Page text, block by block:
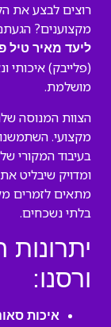
רוצים לבצע את
מקצוענים?
ליעד מאיר טיל
(פלייבק) איכותי
מושלמת.
הצוות המנוסה
מקצועי.
בעיבוד המקורי
ומדויק שיבליט
מתאים לזמרים
בלתי נשכחים.
יתרונות
ורסנו:
איכות